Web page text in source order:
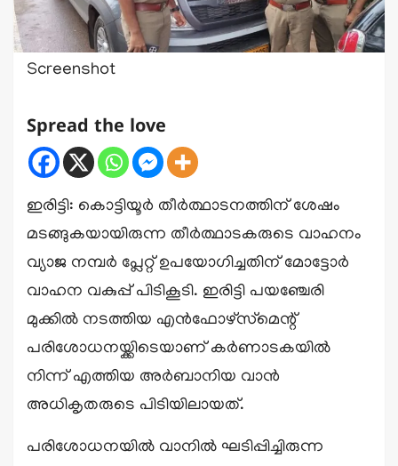
Screenshot
Spread the love
ഇരിട്ടി: കൊട്ടിയൂർ തീർത്ഥാടനത്തിന് ശേഷം
മടങ്ങുകയായിരുന്ന തീർത്ഥാടകരുടെ വാഹനം
വ്യാജ നമ്പർ പ്ലേറ്റ് ഉപയോഗിച്ചതിന് മോട്ടോർ
വാഹന വകുപ്പ് പിടികൂടി. ഇരിട്ടി പയഞ്ചേരി
മുക്കിൽ നടത്തിയ എൻഫോഴ്‌സ്‌മെന്റ്
പരിശോധനയ്ക്കിടെയാണ് കർണാടകയിൽ
നിന്ന് എത്തിയ അർബാനിയ വാൻ
അധികൃതരുടെ പിടിയിലായത്.
പരിശോധനയിൽ വാനിൽ ഘടിപ്പിച്ചിരുന്ന